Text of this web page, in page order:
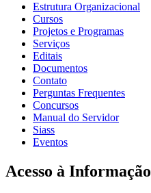
Estrutura Organizacional
Cursos
Projetos e Programas
Serviços
Editais
Documentos
Contato
Perguntas Frequentes
Concursos
Manual do Servidor
Siass
Eventos
Acesso à Informação